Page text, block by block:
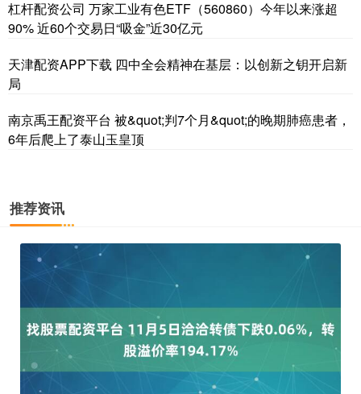
杠杆配资公司 万家工业有色ETF（560860）今年以来涨超
90% 近60个交易日“吸金”近30亿元
天津配资APP下载 四中全会精神在基层：以创新之钥开启新
局
南京禹王配资平台 被&quot;判7个月&quot;的晚期肺癌患者，
6年后爬上了泰山玉皇顶
推荐资讯